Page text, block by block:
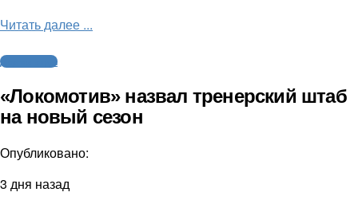
Читать далее ...
Другие виды
«Локомотив» назвал тренерский штаб
на новый сезон
Опубликовано:
3 дня назад